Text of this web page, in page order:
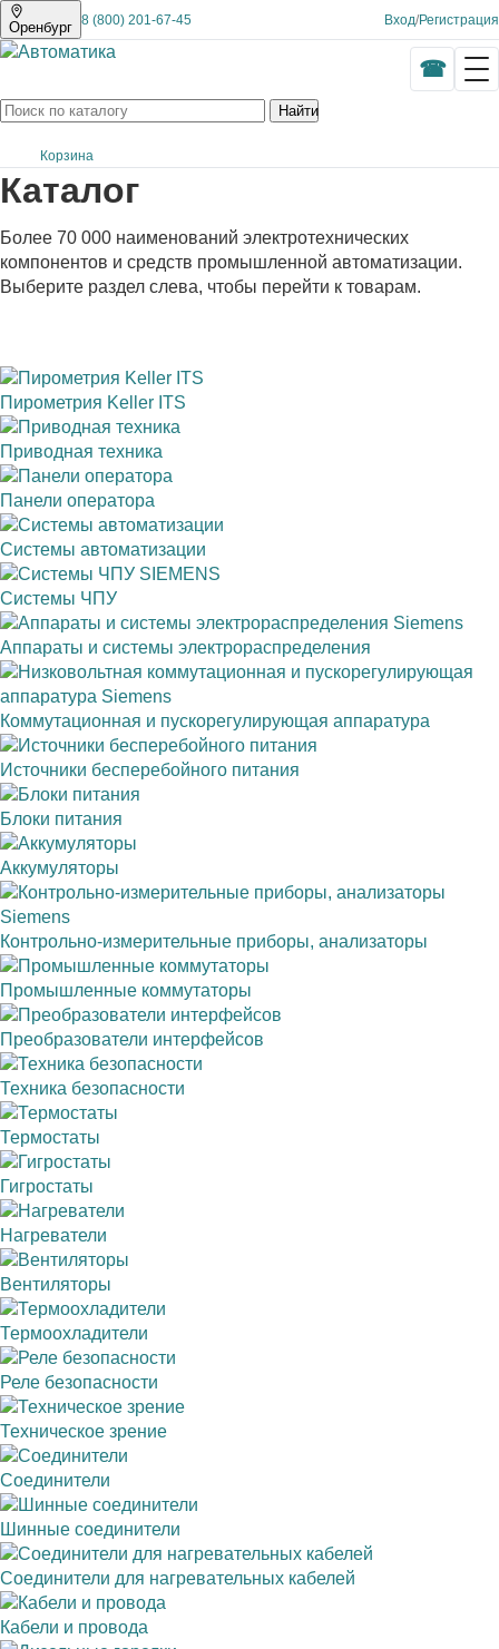
Оренбург 8 (800) 201-67-45 Вход/Регистрация
Найти
Корзина
Каталог
Более 70 000 наименований электротехнических
компонентов и средств промышленной автоматизации.
Выберите раздел слева, чтобы перейти к товарам.
Пирометрия Keller ITS
Приводная техника
Панели оператора
Системы автоматизации
Системы ЧПУ
Аппараты и системы электрораспределения
Коммутационная и пускорегулирующая аппаратура
Источники бесперебойного питания
Блоки питания
Аккумуляторы
Контрольно-измерительные приборы, анализаторы
Промышленные коммутаторы
Преобразователи интерфейсов
Техника безопасности
Термостаты
Гигростаты
Нагреватели
Вентиляторы
Термоохладители
Реле безопасности
Техническое зрение
Соединители
Шинные соединители
Соединители для нагревательных кабелей
Кабели и провода